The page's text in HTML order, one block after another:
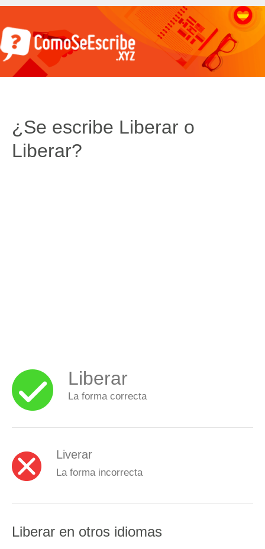
¿Se escribe Liberar o
Liberar?
Liberar
La forma correcta
Liverar
La forma incorrecta
Liberar en otros idiomas